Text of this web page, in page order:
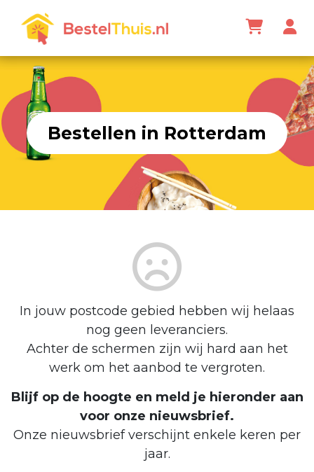
Bestellen in Rotterdam
In jouw postcode gebied hebben wij helaas
nog geen leveranciers.
Achter de schermen zijn wij hard aan het
werk om het aanbod te vergroten.
Blijf op de hoogte en meld je hieronder aan
voor onze nieuwsbrief.
Onze nieuwsbrief verschijnt enkele keren per
jaar.